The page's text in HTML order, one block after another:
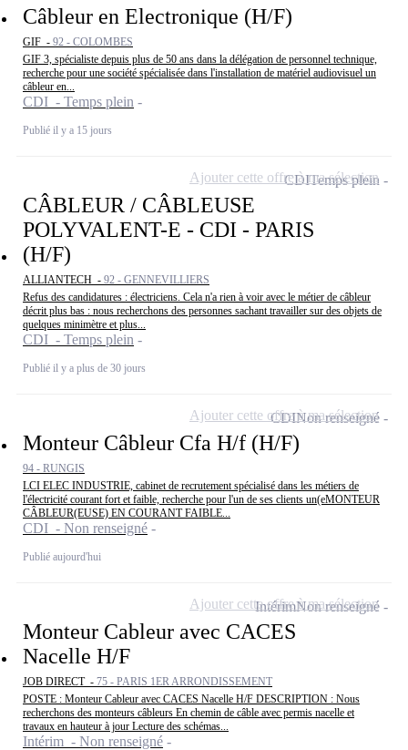
Câbleur en Electronique (H/F)
GIF - 92 - COLOMBES
GIF 3, spécialiste depuis plus de 50 ans dans la délégation de personnel technique,
recherche pour une société spécialisée dans l'installation de matériel audiovisuel un
câbleur en...
CDI - Temps plein
Publié il y a 15 jours
CÂBLEUR / CÂBLEUSE
POLYVALENT-E - CDI - PARIS
(H/F)
ALLIANTECH - 92 - GENNEVILLIERS
Refus des candidatures : électriciens. Cela n'a rien à voir avec le métier de câbleur
décrit plus bas : nous recherchons des personnes sachant travailler sur des objets de
quelques minimètre et plus...
CDI - Temps plein
Publié il y a plus de 30 jours
CDITemps plein
Ajouter cette offre à ma sélection
Monteur Câbleur Cfa H/f (H/F)
94 - RUNGIS
LCI ELEC INDUSTRIE, cabinet de recrutement spécialisé dans les métiers de
l'électricité courant fort et faible, recherche pour l'un de ses clients un(eMONTEUR
CÂBLEUR(EUSE) EN COURANT FAIBLE...
CDI - Non renseigné
Publié aujourd'hui
CDINon renseigné
Ajouter cette offre à ma sélection
Monteur Cableur avec CACES
Nacelle H/F
JOB DIRECT - 75 - PARIS 1ER ARRONDISSEMENT
POSTE : Monteur Cableur avec CACES Nacelle H/F DESCRIPTION : Nous
recherchons des monteurs câbleurs En chemin de câble avec permis nacelle et
travaux en hauteur à jour Lecture des schémas...
Intérim - Non renseigné
IntérimNon renseigné
Ajouter cette offre à ma sélection